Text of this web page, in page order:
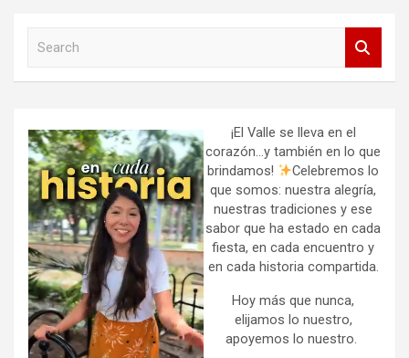
h
¡El Valle se lleva en el
corazón…y también en lo que
brindamos!
Celebremos lo
que somos: nuestra alegría,
nuestras tradiciones y ese
sabor que ha estado en cada
fiesta, en cada encuentro y
en cada historia compartida.
Hoy más que nunca,
elijamos lo nuestro,
apoyemos lo nuestro.